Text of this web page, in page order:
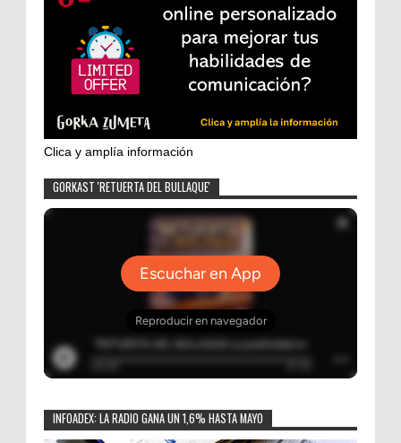
Clica y amplía información
GORKAST 'RETUERTA DEL BULLAQUE'
INFOADEX: LA RADIO GANA UN 1,6% HASTA MAYO